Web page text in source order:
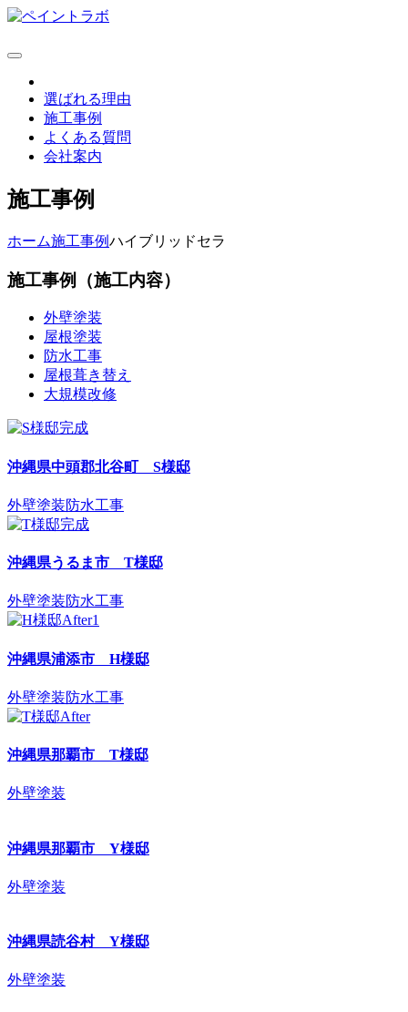
選ばれる理由
施工事例
よくある質問
会社案内
施工事例
ホーム施工事例ハイブリッドセラ
施工事例（施工内容）
外壁塗装
屋根塗装
防水工事
屋根葺き替え
大規模改修
沖縄県中頭郡北谷町 S様邸
外壁塗装防水工事
沖縄県うるま市 T様邸
外壁塗装防水工事
沖縄県浦添市 H様邸
外壁塗装防水工事
沖縄県那覇市 T様邸
外壁塗装
沖縄県那覇市 Y様邸
外壁塗装
沖縄県読谷村 Y様邸
外壁塗装